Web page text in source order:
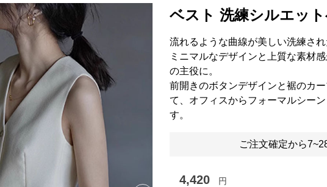
ベスト 洗練シルエット
流れるような曲線が美しい洗練され
ミニマルなデザインと上質な素材
の主役に。
前開きのボタンデザインと裾のカ
て、オフィスからフォーマルシー
す。
ご注文確定から
4,420 円